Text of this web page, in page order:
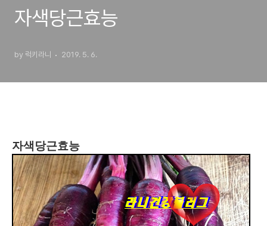
자색당근효능
by 럭키라니 2019. 5. 6.
자색당근효능